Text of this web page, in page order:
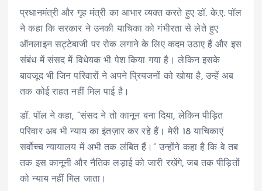
प्रधानमंत्री और गृह मंत्री का आभार व्यक्त करते हुए डॉ. के.ए. पॉल
ने कहा कि सरकार ने उनकी याचिका को गंभीरता से लेते हुए
ऑनलाइन सट्टेबाजी पर रोक लगाने के लिए कदम उठाए हैं और इस
संबंध में संसद में विधेयक भी पेश किया गया है। लेकिन इसके
बावजूद भी जिन परिवारों ने अपने प्रियजनों को खोया है, उन्हें अब
तक कोई राहत नहीं मिल पाई है।
डॉ. पॉल ने कहा, “संसद ने तो कानून बना दिया, लेकिन पीड़ित
परिवार अब भी न्याय का इंतज़ार कर रहे हैं। मेरी 18 याचिकाएं
सर्वोच्च न्यायालय में अभी तक लंबित हैं।” उन्होंने कहा है कि वे तब
तक इस कानूनी और नैतिक लड़ाई को जारी रखेंगे, जब तक पीड़ितों
को न्याय नहीं मिल जाता।